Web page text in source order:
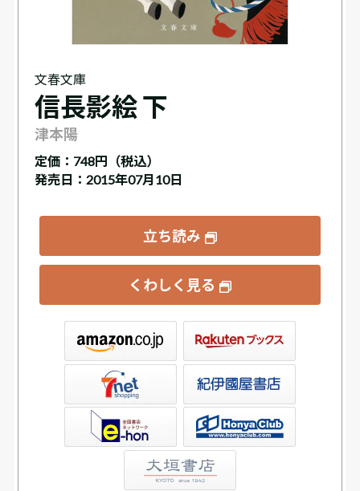
文春文庫
信長影絵 下
津本陽
定価： 748円（税込）
発売日：2015年07月10日
立ち読み
くわしく見る
書店ウェブストア